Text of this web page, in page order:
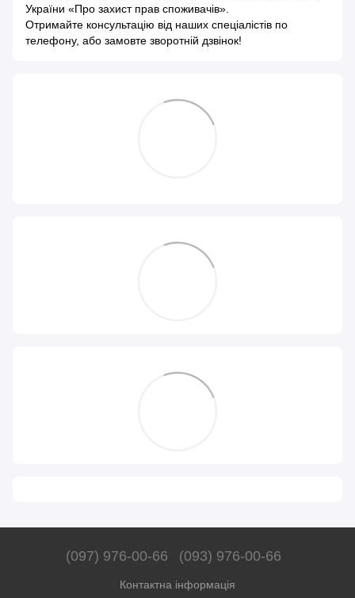
України «Про захист прав споживачів»
Отримайте консультацію від наших спеціалістів по
телефону, або замовте зворотній дзвінок!
(097) 976-00-66 (093) 976-00-66
Контактна інформація